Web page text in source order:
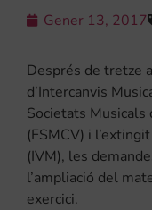
Actualitat
Tenda
Gener 13, 2017
Després de tretze
d’Intercanvis
Societats Musicals
(FSMCV) i
(IVM), les
l’ampliació del
exercici.